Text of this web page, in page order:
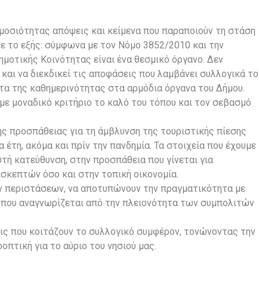
απόψεις και κείμενα που παραποιούν τη στάση
το εξής: σύμφωνα με τον Νόμο 3852/2010 και την
Κοινότητας είναι ένα θεσμικό όργανο. Δεν
να διεκδικεί τις αποφάσεις που λαμβάνει συλλογικά το
της καθημερινότητας στα αρμόδια όργανα του Δήμου.
μοναδικό κριτήριο το καλό του τόπου και τον σεβασμό
προσπάθειας για τη άμβλυνση της τουριστικής πίεσης
ακόμα και πρίν την πανδημία. Τα στοιχεία που έχουμε
κατεύθυνση, στην προσπάθεια που γίνεται για
όσο και στην τοπική οικονομία.
να αποτυπώνουν την πραγματικότητα με
αναγνωρίζεται από την πλειονότητα των συμπολιτών
που κοιτάζουν το συλλογικό συμφέρον, τονώνοντας την
για το αύριο του νησιού μας.